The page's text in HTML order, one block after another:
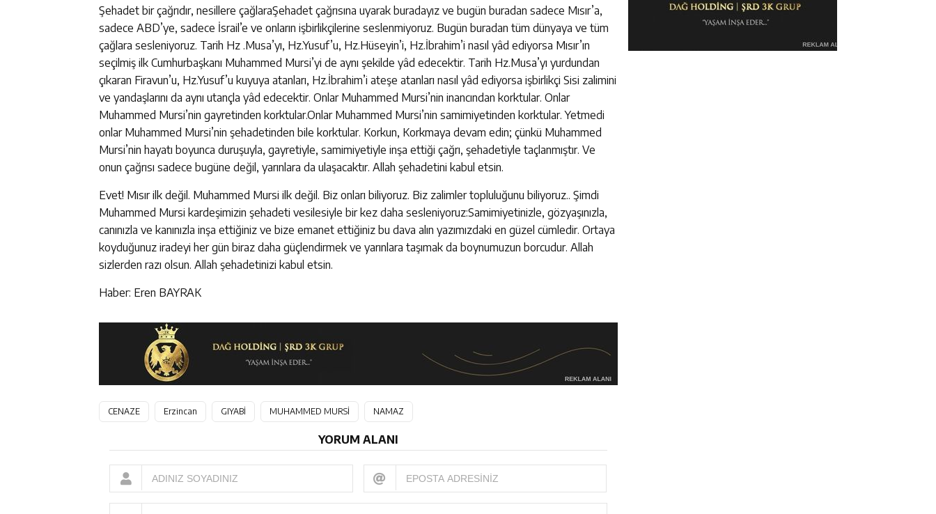
Şehadet bir çağrıdır, nesillere çağlaraŞehadet çağrısına uyarak buradayız ve bugün buradan sadece Mısır’a,
sadece ABD’ye, sadece İsrail’e ve onların işbirlikçilerine seslenmiyoruz. Bugün buradan tüm dünyaya ve tüm
çağlara sesleniyoruz. Tarih Hz .Musa’yı, Hz.Yusuf’u, Hz.Hüseyin’i, Hz.İbrahim’i nasıl yâd ediyorsa Mısır’ın
seçilmiş ilk Cumhurbaşkanı Muhammed Mursi’yi de aynı şekilde yâd edecektir. Tarih Hz.Musa’yı yurdundan
çıkaran Firavun’u, Hz.Yusuf’u kuyuya atanları, Hz.İbrahim’i ateşe atanları nasıl yâd ediyorsa işbirlikçi Sisi zalimini
ve yandaşlarını da aynı utançla yâd edecektir. Onlar Muhammed Mursi’nin inancından korktular. Onlar
Muhammed Mursi’nin gayretinden korktular.Onlar Muhammed Mursi’nin samimiyetinden korktular. Yetmedi
onlar Muhammed Mursi’nin şehadetinden bile korktular. Korkun, Korkmaya devam edin; çünkü Muhammed
Mursi’nin hayatı boyunca duruşuyla, gayretiyle, samimiyetiyle inşa ettiği çağrı, şehadetiyle taçlanmıştır. Ve
onun çağrısı sadece bugüne değil, yarınlara da ulaşacaktır. Allah şehadetini kabul etsin.
Evet! Mısır ilk değil. Muhammed Mursi ilk değil. Biz onları biliyoruz. Biz zalimler topluluğunu biliyoruz.. Şimdi
Muhammed Mursi kardeşimizin şehadeti vesilesiyle bir kez daha sesleniyoruz:Samimiyetinizle, gözyaşınızla,
canınızla ve kanınızla inşa ettiğiniz ve bize emanet ettiğiniz bu dava alın yazımızdaki en güzel cümledir. Ortaya
koyduğunuz iradeyi her gün biraz daha güçlendirmek ve yarınlara taşımak da boynumuzun borcudur. Allah
sizlerden razı olsun. Allah şehadetinizi kabul etsin.
Haber: Eren BAYRAK
CENAZE Erzincan GIYABİ MUHAMMED MURSİ NAMAZ
YORUM ALANI